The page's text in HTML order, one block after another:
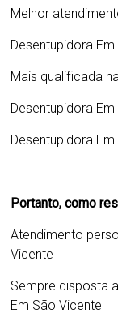
Melhor
Desentupidora
Mais qualificada
Desentupidora
Desentupidora
Portanto, como
Atendimento
Vicente
Sempre disposta
Em São Vicente